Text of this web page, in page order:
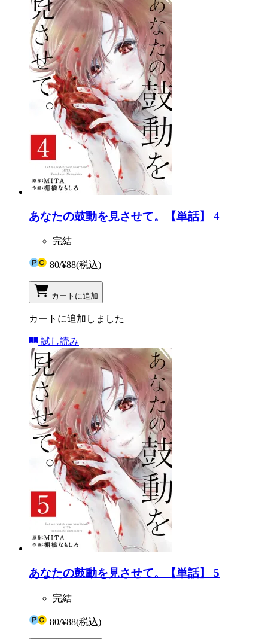
あなたの鼓動を見させて。【単話】 4
完結
80/¥88(税込)
カートに追加
カートに追加しました
試し読み
あなたの鼓動を見させて。【単話】 5
完結
80/¥88(税込)